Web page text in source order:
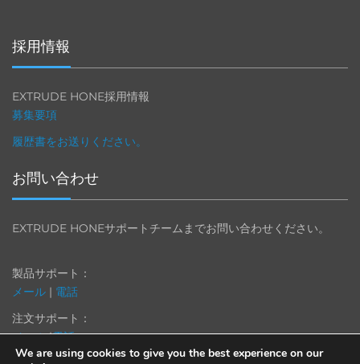
採用情報
EXTRUDE HONE採用情報
募集要項
履歴書をお送りください。
お問い合わせ
EXTRUDE HONEサポートチームまでお問い合わせください。
製品サポート：
メール | 電話
注文サポート：
メール|電話
We are using cookies to give you the best experience on our